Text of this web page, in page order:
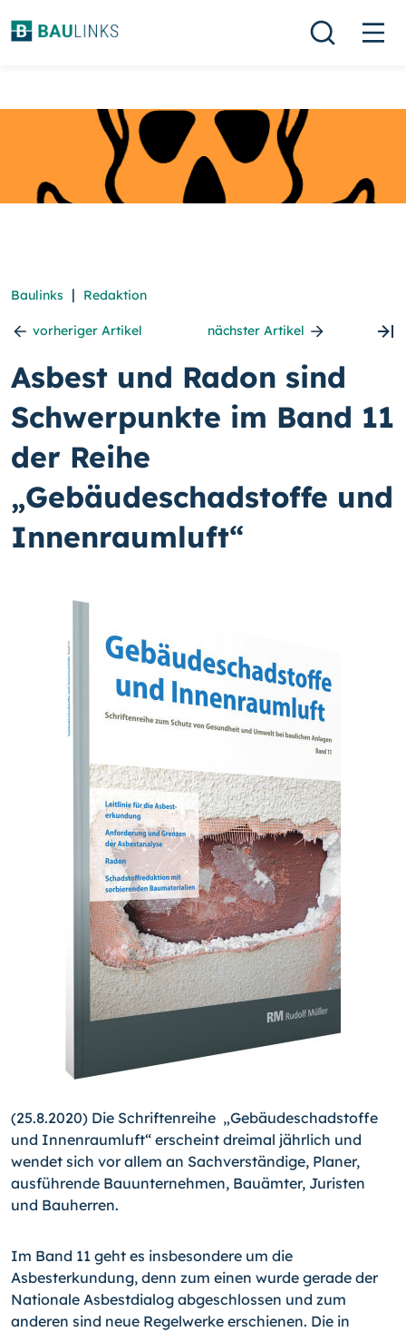
Baulinks | Redaktion
vorheriger Artikel nächster Artikel
Asbest und Radon sind
Schwerpunkte im Band 11
der Reihe
„Gebäudeschadstoffe und
Innenraumluft“
(25.8.2020) Die Schriftenreihe „Gebäudeschadstoffe
und Innenraumluft“ erscheint dreimal jährlich und
wendet sich vor allem an Sachverständige, Planer,
ausführende Bauunternehmen, Bauämter, Juristen
und Bauherren.
Im Band 11 geht es insbesondere um die
Asbesterkundung, denn zum einen wurde gerade der
Nationale Asbestdialog abgeschlossen und zum
anderen sind neue Regelwerke erschienen. Die in